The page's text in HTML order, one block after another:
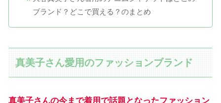
ブランド？どこで買える？のまとめ
真美子さん愛用のファッションブランド
真美子さんの今まで着用で話題となったファッション